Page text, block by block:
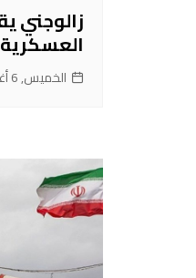
زالوجني
الخميس, 6 أغسطس 2026, 4:54